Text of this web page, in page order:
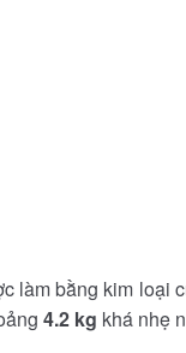
làm bằng kim loại
4.2 kg khá nhẹ